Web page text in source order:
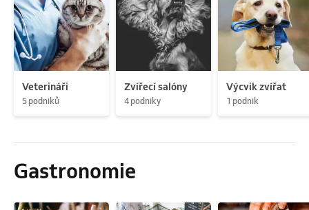
Veterináři
5 podniků
Zvířecí salóny
4 podniky
Výcvik zvířat
1 podnik
Gastronomie